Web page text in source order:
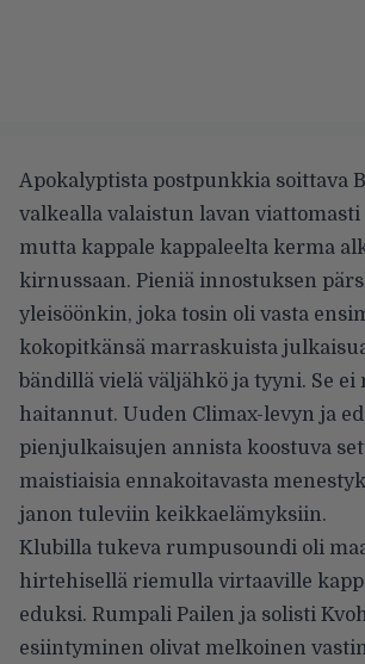
Apokalyptista postpunkkia soittava
valkealla valaistun lavan
mutta kappale kappaleelta kerma
kirnussaan. Pieniä innostuksen
yleisöönkin, joka tosin oli vasta
kokopitkänsä marraskuista
bändillä vielä väljähkö ja tyyni. Se
haitannut. Uuden Climax-levyn ja
pienjulkaisujen annista koostuva
maistiaisia ennakoitavasta
janon tuleviin keikkaelämyksiin.
Klubilla tukeva rumpusoundi oli
hirtehisellä riemulla virtaaville
eduksi. Rumpali Pailen ja solisti
esiintyminen olivat melkoinen